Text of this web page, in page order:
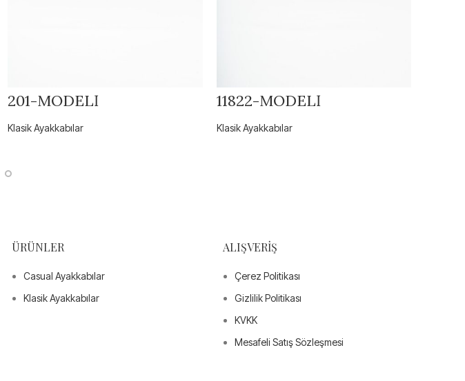
201-MODELİ
Klasik Ayakkabılar
11822-MODELİ
Klasik Ayakkabılar
ÜRÜNLER
Casual Ayakkabılar
Klasik Ayakkabılar
ALIŞVERIŞ
Çerez Politikası
Gizlilik Politikası
KVKK
Mesafeli Satış Sözleşmesi